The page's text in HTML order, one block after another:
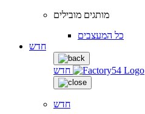
מותגים מובילים
כל המעצבים
חדש
חדש
חדש